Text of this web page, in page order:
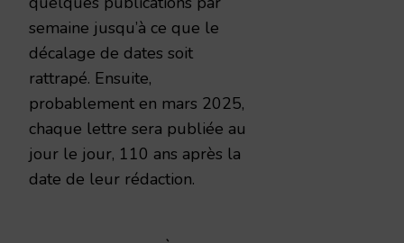
semaine jusqu’à ce que le
décalage de dates soit
rattrapé. Ensuite,
probablement en mars 2025,
chaque lettre sera publiée au
jour le jour, 110 ans après la
date de leur rédaction.